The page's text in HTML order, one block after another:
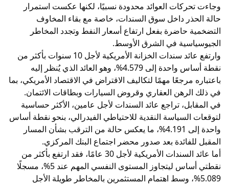
وجاءت تحركات العوائد محدودة نسبيًا، لكنها عكست استمرار
حالة الحذر داخل سوق السندات، خاصة مع بقاء المخاوف
التضخمية حاضرة بفعل ارتفاع أسعار النفط وتجدد المخاطر
الجيوسياسية في الشرق الأوسط.
وارتفع عائد سندات الخزانة الأمريكية لأجل 10 سنوات بأكثر من
نقطة أساس واحدة إلى 4.579%، وهو العائد الذي يُنظر إليه
باعتباره مرجعًا مهمًا لتكاليف الاقتراض في الاقتصاد الأمريكي، بما
في ذلك الرهن العقاري وقروض السيارات وبطاقات الائتمان.
في المقابل، تراجع عائد السندات لأجل عامين، الأكثر حساسية
لتوقعات السياسة النقدية للاحتياطي الفيدرالي، بنحو نقطة أساس
واحدة إلى 4.191%، ما يعكس حالة من الترقب بشأن المسار
المقبل للفائدة بعد صدور محضر اجتماع البنك المركزي.
أما عائد السندات الأمريكية لأجل 30 عامًا، فقد ارتفع بأكثر من
نقطتي أساس ليتجاوز المستوى النفسي المهم عند 5%، مسجلًا
5.089%، وسط اهتمام المستثمرين بالمخاطر طويلة الأجل